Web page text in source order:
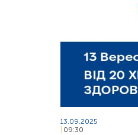
13.09.2025
09:30